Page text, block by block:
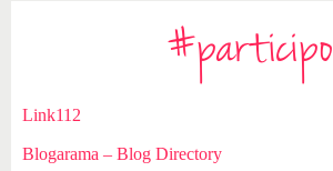
#participo
Link112
Blogarama – Blog Directory